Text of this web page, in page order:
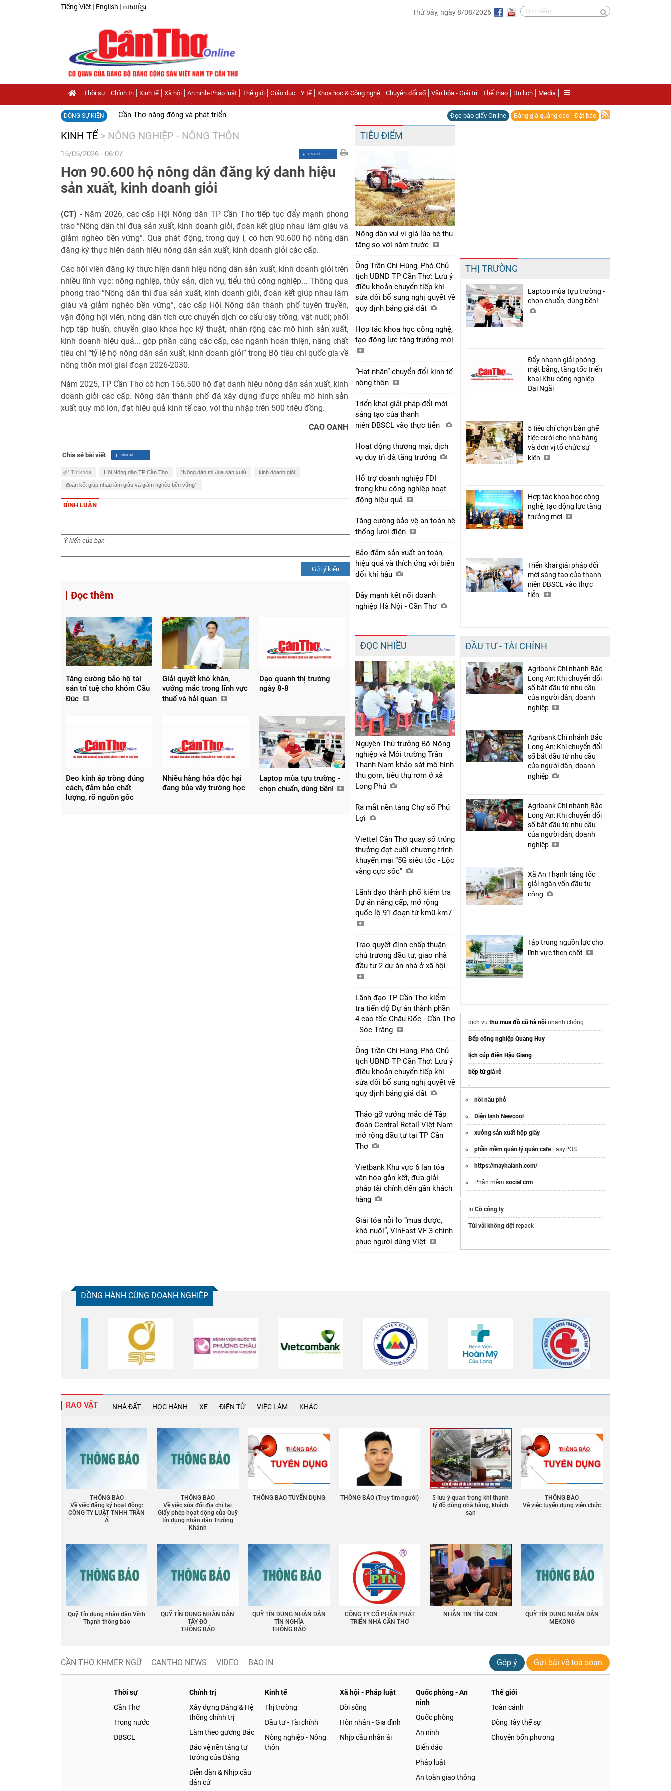
Tiếng Việt | English | ភាសាខ្មែរ
Thứ bảy, ngày 8/08/2026
Thời sự Chính trị Kinh tế Xã hội An ninh-Pháp luật Thế giới Giáo dục Y tế Khoa học & Công nghệ Chuyển đổi số Văn hóa - Giải trí Thể thao Du lịch Media
DÒNG SỰ KIỆN Cần Thơ năng động và phát triển Đọc báo giấy Online Bảng giá quảng cáo - Đặt báo
KINH TẾ > NÔNG NGHIỆP - NÔNG THÔN
15/05/2026 - 06:07
Chia sẻ
Facebook
Hơn 90.600 hộ nông dân đăng ký danh hiệu
sản xuất, kinh doanh giỏi
(CT) - Năm 2026, các cấp Hội Nông dân TP Cần Thơ tiếp tục đẩy mạnh phong
trào “Nông dân thi đua sản xuất, kinh doanh giỏi, đoàn kết giúp nhau làm giàu và
giảm nghèo bền vững”. Qua phát động, trong quý I, có hơn 90.600 hộ nông dân
đăng ký thực hiện danh hiệu nông dân sản xuất, kinh doanh giỏi các cấp.
Các hội viên đăng ký thực hiện danh hiệu nông dân sản xuất, kinh doanh giỏi trên
nhiều lĩnh vực: nông nghiệp, thủy sản, dịch vụ, tiểu thủ công nghiệp... Thông qua
phong trào “Nông dân thi đua sản xuất, kinh doanh giỏi, đoàn kết giúp nhau làm
giàu và giảm nghèo bền vững”, các cấp Hội Nông dân thành phố tuyên truyền,
vận động hội viên, nông dân tích cực chuyển dịch cơ cấu cây trồng, vật nuôi; phối
hợp tập huấn, chuyển giao khoa học kỹ thuật, nhân rộng các mô hình sản xuất,
kinh doanh hiệu quả... góp phần cùng các cấp, các ngành hoàn thiện, nâng chất
tiêu chí “tỷ lệ hộ nông dân sản xuất, kinh doanh giỏi” trong Bộ tiêu chí quốc gia về
nông thôn mới giai đoạn 2026-2030.
Năm 2025, TP Cần Thơ có hơn 156.500 hộ đạt danh hiệu nông dân sản xuất, kinh
doanh giỏi các cấp. Nông dân thành phố đã xây dựng được nhiều mô hình sản
xuất quy mô lớn, đạt hiệu quả kinh tế cao, với thu nhập trên 500 triệu đồng.
CAO OANH
Chia sẻ bài viết
Chia sẻ
Facebook
Từ khóa Hội Nông dân TP Cần Thơ “Nông dân thi đua sản xuất kinh doanh giỏi
đoàn kết giúp nhau làm giàu và giảm nghèo bền vững”
BÌNH LUẬN
Gửi ý kiến
Đọc thêm
Tăng cường bảo hộ tài
sản trí tuệ cho khóm Cầu
Đúc
Giải quyết khó khăn,
vướng mắc trong lĩnh vực
thuế và hải quan
Dạo quanh thị trường
ngày 8-8
Đeo kính áp tròng đúng
cách, đảm bảo chất
lượng, rõ nguồn gốc
Nhiều hàng hóa độc hại
đang bủa vây trường học
Laptop mùa tựu trường -
chọn chuẩn, dùng bền!
TIÊU ĐIỂM
Nông dân vui vì giá lúa hè thu
tăng so với năm trước
Ông Trần Chí Hùng, Phó Chủ
tịch UBND TP Cần Thơ: Lưu ý
điều khoản chuyển tiếp khi
sửa đổi bổ sung nghị quyết về
quy định bảng giá đất
Hợp tác khoa học công nghệ,
tạo động lực tăng trưởng mới
“Hạt nhân” chuyển đổi kinh tế
nông thôn
Triển khai giải pháp đổi mới
sáng tạo của thanh
niên ĐBSCL vào thực tiễn
Hoạt động thương mại, dịch
vụ duy trì đà tăng trưởng
Hỗ trợ doanh nghiệp FDI
trong khu công nghiệp hoạt
động hiệu quả
Tăng cường bảo vệ an toàn hệ
thống lưới điện
Bảo đảm sản xuất an toàn,
hiệu quả và thích ứng với biến
đổi khí hậu
Đẩy mạnh kết nối doanh
nghiệp Hà Nội - Cần Thơ
ĐỌC NHIỀU
Nguyên Thứ trưởng Bộ Nông
nghiệp và Môi trường Trần
Thanh Nam khảo sát mô hình
thu gom, tiêu thụ rơm ở xã
Long Phú
Ra mắt nền tảng Chợ số Phú
Lợi
Viettel Cần Thơ quay số trúng
thưởng đợt cuối chương trình
khuyến mại “5G siêu tốc - Lộc
vàng cực sốc”
Lãnh đạo thành phố kiểm tra
Dự án nâng cấp, mở rộng
quốc lộ 91 đoạn từ km0-km7
Trao quyết định chấp thuận
chủ trương đầu tư, giao nhà
đầu tư 2 dự án nhà ở xã hội
Lãnh đạo TP Cần Thơ kiểm
tra tiến độ Dự án thành phần
4 cao tốc Châu Đốc - Cần Thơ
- Sóc Trăng
Ông Trần Chí Hùng, Phó Chủ
tịch UBND TP Cần Thơ: Lưu ý
điều khoản chuyển tiếp khi
sửa đổi bổ sung nghị quyết về
quy định bảng giá đất
Tháo gỡ vướng mắc để Tập
đoàn Central Retail Việt Nam
mở rộng đầu tư tại TP Cần
Thơ
Vietbank Khu vực 6 lan tỏa
văn hóa gắn kết, đưa giải
pháp tài chính đến gần khách
hàng
Giải tỏa nỗi lo “mua được,
khó nuôi”, VinFast VF 3 chinh
phục người dùng Việt
THỊ TRƯỜNG
Laptop mùa tựu trường -
chọn chuẩn, dùng bền!
Đẩy nhanh giải phóng
mặt bằng, tăng tốc triển
khai Khu công nghiệp
Đại Ngãi
5 tiêu chí chọn bàn ghế
tiệc cưới cho nhà hàng
và đơn vị tổ chức sự
kiện
Hợp tác khoa học công
nghệ, tạo động lực tăng
trưởng mới
Triển khai giải pháp đổi
mới sáng tạo của thanh
niên ĐBSCL vào thực
tiễn
ĐẦU TƯ - TÀI CHÍNH
Agribank Chi nhánh Bắc
Long An: Khi chuyển đổi
số bắt đầu từ nhu cầu
của người dân, doanh
nghiệp
Agribank Chi nhánh Bắc
Long An: Khi chuyển đổi
số bắt đầu từ nhu cầu
của người dân, doanh
nghiệp
Agribank Chi nhánh Bắc
Long An: Khi chuyển đổi
số bắt đầu từ nhu cầu
của người dân, doanh
nghiệp
Xã An Thạnh tăng tốc
giải ngân vốn đầu tư
công
Tập trung nguồn lực cho
lĩnh vực then chốt
dịch vụ thu mua đồ cũ hà nội nhanh chóng
Bếp công nghiệp Quang Huy
lịch cúp điện Hậu Giang
bếp từ giá rẻ
in menu
Chân gà đông lạnh
in hộp giấy theo yêu cầu tphcm
mẫu kiểm kê hàng tồn kho excel
nồi nấu phở
Điện lạnh Newcool
xưởng sản xuất hộp giấy
phần mềm quản lý quán cafeEasyPOS
https://mayhaianh.com/
Phần mềm social crm
In Cờ công ty
Túi vải không dệt repack
ĐỒNG HÀNH CÙNG DOANH NGHIỆP
RAO VẶT NHÀ ĐẤT HỌC HÀNH XE ĐIỆN TỬ VIỆC LÀM KHÁC
THÔNG BÁO
Về việc đăng ký hoạt động:
CÔNG TY LUẬT TNHH TRẦN
Á
THÔNG BÁO
Về việc sửa đổi địa chỉ tại
Giấy phép họat động của Quỹ
tín dụng nhân dân Trường
Khánh
THÔNG BÁO TUYỂN DỤNG THÔNG BÁO (Truy tìm người)
5 lưu ý quan trọng khi thanh
lý đồ dùng nhà hàng, khách
sạn
THÔNG BÁO
Về việc tuyển dụng viên chức
Quỹ Tín dụng nhân dân Vĩnh
Thạnh thông báo
QUỸ TÍN DỤNG NHÂN DÂN
TÂY ĐÔ
THÔNG BÁO
QUỸ TÍN DỤNG NHÂN DÂN
TÍN NGHĨA
THÔNG BÁO
CÔNG TY CỔ PHẦN PHÁT
TRIỂN NHÀ CẦN THƠ
NHẮN TIN TÌM CON
QUỸ TÍN DỤNG NHÂN DÂN
MEKONG
CẦN THƠ KHMER NGỮ CANTHO NEWS VIDEO BÁO IN Góp ý Gửi bài về toà soạn
Thời sự
Cần Thơ
Trong nước
ĐBSCL
Chính trị
Xây dựng Đảng & Hệ
thống chính trị
Làm theo gương Bác
Bảo vệ nền tảng tư
tưởng của Đảng
Diễn đàn & Nhịp cầu
dân cử
Kinh tế
Thị trường
Đầu tư - Tài chính
Nông nghiệp - Nông
thôn
Xã hội - Pháp luật
Đời sống
Hôn nhân - Gia đình
Nhịp cầu nhân ái
Quốc phòng - An
ninh
Quốc phòng
An ninh
Biển đảo
Pháp luật
An toàn giao thông
Thế giới
Toàn cảnh
Đông Tây thế sự
Chuyện bốn phương